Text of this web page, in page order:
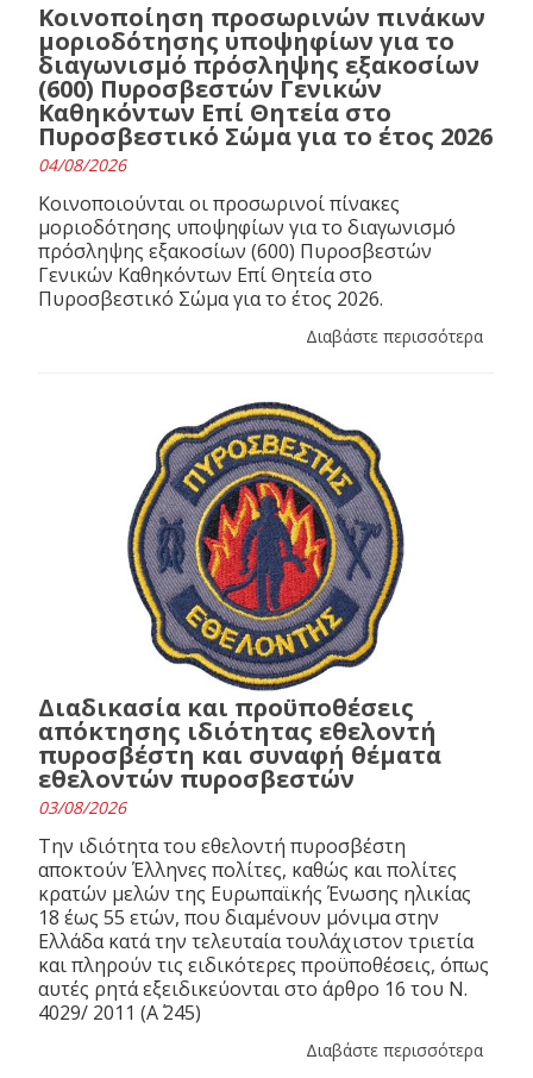
Κοινοποίηση προσωρινών πινάκων
μοριοδότησης υποψηφίων για το
διαγωνισμό πρόσληψης εξακοσίων
(600) Πυροσβεστών Γενικών
Καθηκόντων Επί Θητεία στο
Πυροσβεστικό Σώμα για το έτος 2026
04/08/2026
Κοινοποιούνται οι προσωρινοί πίνακες
μοριοδότησης υποψηφίων για το διαγωνισμό
πρόσληψης εξακοσίων (600) Πυροσβεστών
Γενικών Καθηκόντων Επί Θητεία στο
Πυροσβεστικό Σώμα για το έτος 2026.
Διαβάστε περισσότερα
Διαδικασία και προϋποθέσεις
απόκτησης ιδιότητας εθελοντή
πυροσβέστη και συναφή θέματα
εθελοντών πυροσβεστών
03/08/2026
Την ιδιότητα του εθελοντή πυροσβέστη
αποκτούν Έλληνες πολίτες, καθώς και πολίτες
κρατών μελών της Ευρωπαϊκής Ένωσης ηλικίας
18 έως 55 ετών, που διαμένουν μόνιμα στην
Ελλάδα κατά την τελευταία τουλάχιστον τριετία
και πληρούν τις ειδικότερες προϋποθέσεις, όπως
αυτές ρητά εξειδικεύονται στο άρθρο 16 του N.
4029/ 2011 (Α΄ 245)
Διαβάστε περισσότερα